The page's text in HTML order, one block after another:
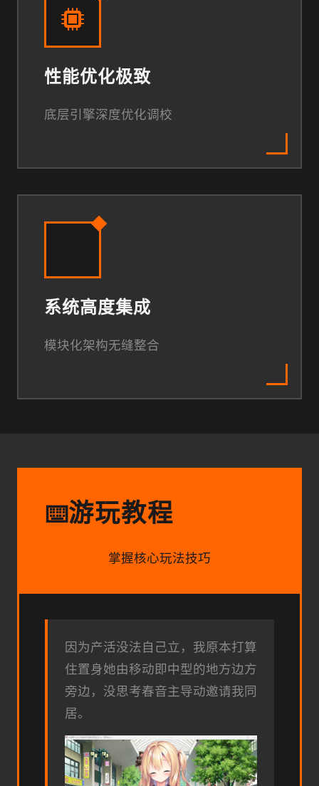
性能优化极致
底层引擎深度优化调校
系统高度集成
模块化架构无缝整合
⌨️游玩教程
掌握核心玩法技巧
因为产活没法自己立，我原本打算
住置身她由移动即中型的地方边方
旁边，没思考春音主导动邀请我同
居。